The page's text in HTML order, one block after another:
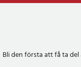
Bli den första att få ta